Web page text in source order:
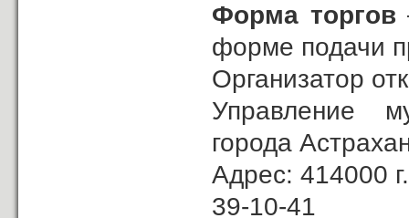
Форма торгов
форме подачи
Организатор
Управление
города
Адрес: 414000
39-10-41